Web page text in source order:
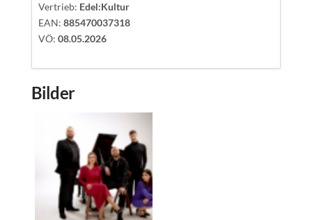
Vertrieb: Edel:Kultur
EAN: 885470037318
VÖ: 08.05.2026
Bilder